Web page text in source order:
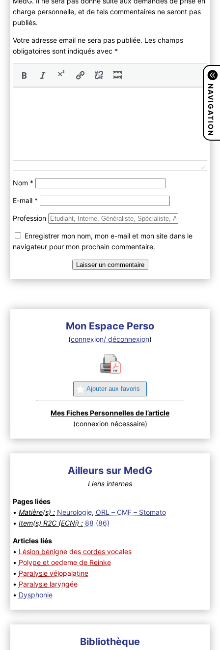
charge personnelle, et de tels commentaires ne seront pas
publiés.
Votre adresse email ne sera pas publiée. Les champs
obligatoires sont indiqués avec *
Nom *
E-mail *
Profession
Enregistrer mon nom, mon e-mail et mon site dans le
navigateur pour mon prochain commentaire.
Mon Espace Perso
(connexion/ déconnexion)
Ajouter aux favoris
Mes Fiches Personnelles de l’article
(connexion nécessaire)
Ailleurs sur MedG
Liens internes
Pages liées
• Matière(s) : Neurologie, ORL – CMF – Stomato
• Item(s) R2C (ECNi) : 88 (86)
Articles liés
• Lésion bénigne des cordes vocales
• Polype et oedeme de Reinke
• Paralysie vélopalatine
• Paralysie laryngée
• Dysphonie
Bibliothèque
NAVIGATION